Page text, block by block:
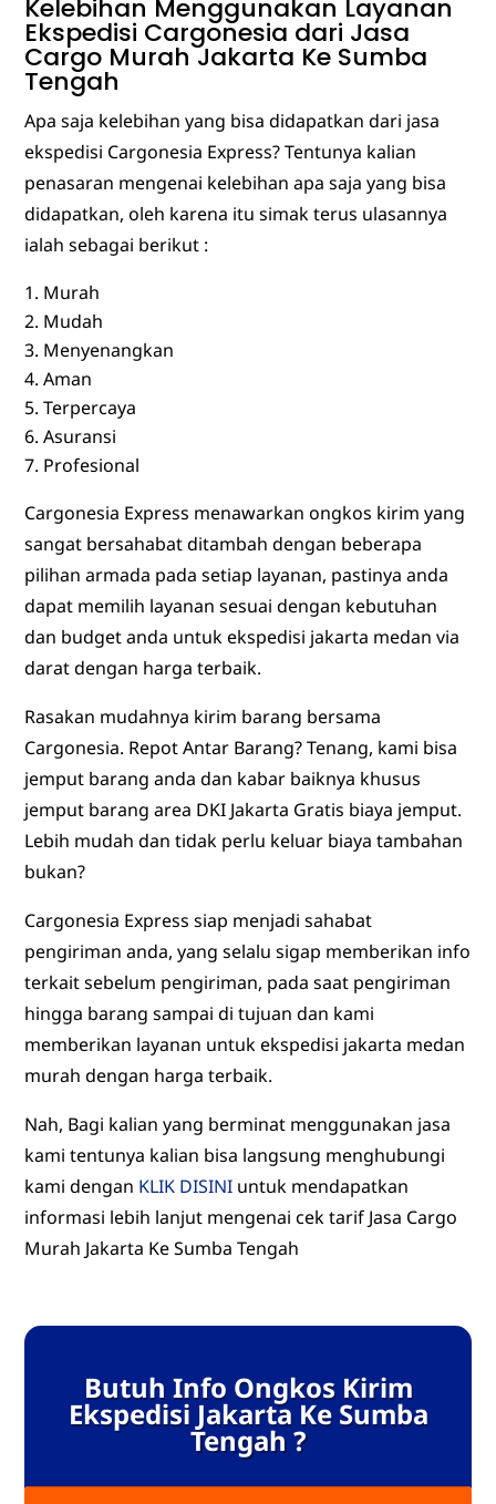
Kelebihan Menggunakan Layanan
Ekspedisi Cargonesia dari Jasa
Cargo Murah Jakarta Ke Sumba
Tengah
Apa saja kelebihan yang bisa didapatkan dari jasa
ekspedisi Cargonesia Express? Tentunya kalian
penasaran mengenai kelebihan apa saja yang bisa
didapatkan, oleh karena itu simak terus ulasannya
ialah sebagai berikut :
Murah
Mudah
Menyenangkan
Aman
Terpercaya
Asuransi
Profesional
Cargonesia Express menawarkan ongkos kirim yang
sangat bersahabat ditambah dengan beberapa
pilihan armada pada setiap layanan, pastinya anda
dapat memilih layanan sesuai dengan kebutuhan
dan budget anda untuk ekspedisi jakarta medan via
darat dengan harga terbaik.
Rasakan mudahnya kirim barang bersama
Cargonesia. Repot Antar Barang? Tenang, kami bisa
jemput barang anda dan kabar baiknya khusus
jemput barang area DKI Jakarta Gratis biaya jemput.
Lebih mudah dan tidak perlu keluar biaya tambahan
bukan?
Cargonesia Express siap menjadi sahabat
pengiriman anda, yang selalu sigap memberikan info
terkait sebelum pengiriman, pada saat pengiriman
hingga barang sampai di tujuan dan kami
memberikan layanan untuk ekspedisi jakarta medan
murah dengan harga terbaik.
Nah, Bagi kalian yang berminat menggunakan jasa
kami tentunya kalian bisa langsung menghubungi
kami dengan KLIK DISINI untuk mendapatkan
informasi lebih lanjut mengenai cek tarif Jasa Cargo
Murah Jakarta Ke Sumba Tengah
Butuh Info Ongkos Kirim
Ekspedisi Jakarta Ke Sumba
Tengah ?